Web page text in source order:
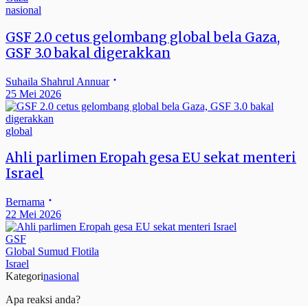
nasional
GSF 2.0 cetus gelombang global bela Gaza,
GSF 3.0 bakal digerakkan
Suhaila Shahrul Annuar
25 Mei 2026
global
Ahli parlimen Eropah gesa EU sekat menteri
Israel
Bernama
22 Mei 2026
GSF
Global Sumud Flotila
Israel
Kategorinasional
Apa reaksi anda?